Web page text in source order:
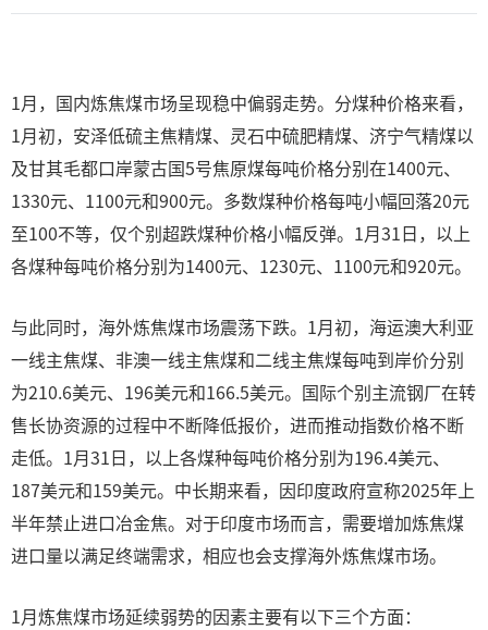
1月，国内炼焦煤市场呈现稳中偏弱走势。分煤种价格来看，
1月初，安泽低硫主焦精煤、灵石中硫肥精煤、济宁气精煤以
及甘其毛都口岸蒙古国5号焦原煤每吨价格分别在1400元、
1330元、1100元和900元。多数煤种价格每吨小幅回落20元
至100不等，仅个别超跌煤种价格小幅反弹。1月31日，以上
各煤种每吨价格分别为1400元、1230元、1100元和920元。
与此同时，海外炼焦煤市场震荡下跌。1月初，海运澳大利亚
一线主焦煤、非澳一线主焦煤和二线主焦煤每吨到岸价分别
为210.6美元、196美元和166.5美元。国际个别主流钢厂在转
售长协资源的过程中不断降低报价，进而推动指数价格不断
走低。1月31日，以上各煤种每吨价格分别为196.4美元、
187美元和159美元。中长期来看，因印度政府宣称2025年上
半年禁止进口冶金焦。对于印度市场而言，需要增加炼焦煤
进口量以满足终端需求，相应也会支撑海外炼焦煤市场。
1月炼焦煤市场延续弱势的因素主要有以下三个方面：